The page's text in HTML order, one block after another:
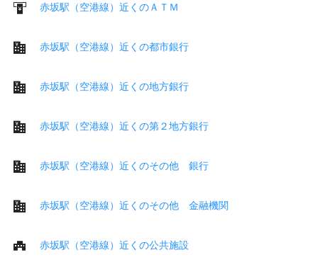
赤坂駅（空港線）近くのＡＴＭ
赤坂駅（空港線）近くの都市銀行
赤坂駅（空港線）近くの地方銀行
赤坂駅（空港線）近くの第２地方銀行
赤坂駅（空港線）近くのその他 銀行
赤坂駅（空港線）近くのその他 金融機関
赤坂駅（空港線）近くの公共施設